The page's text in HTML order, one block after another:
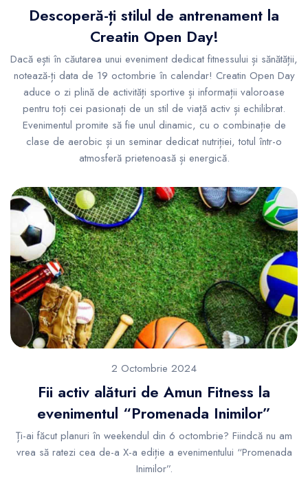
Descoperă-ți stilul de antrenament la
Creatin Open Day!
Dacă ești în căutarea unui eveniment dedicat fitnessului și sănătății,
notează-ți data de 19 octombrie în calendar! Creatin Open Day
aduce o zi plină de activități sportive și informații valoroase
pentru toți cei pasionați de un stil de viață activ și echilibrat.
Evenimentul promite să fie unul dinamic, cu o combinație de
clase de aerobic și un seminar dedicat nutriției, totul într-o
atmosferă prietenoasă și energică.
2 Octombrie 2024
Fii activ alături de Amun Fitness la
evenimentul “Promenada Inimilor”
Ți-ai făcut planuri în weekendul din 6 octombrie? Fiindcă nu am
vrea să ratezi cea de-a X-a ediție a evenimentului “Promenada
Inimilor”.